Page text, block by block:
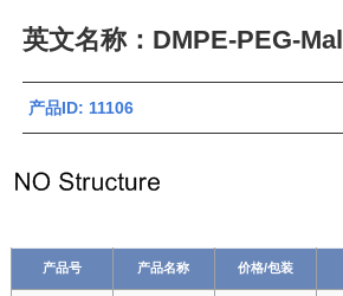
英文名称：DMPE-PEG-Mal
产品ID: 11106
产品号 产品名称 价格/包装